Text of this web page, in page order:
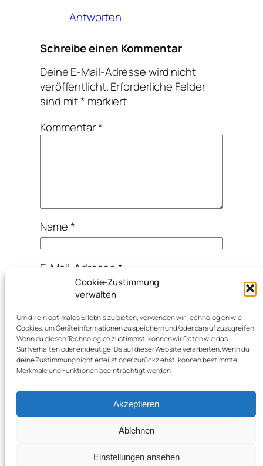
Cookie-Zustimmung
verwalten
Um dir ein optimales Erlebnis zu bieten, verwenden wir Technologien wie
Cookies, um Geräteinformationen zu speichern und/oder darauf zuzugreifen.
Wenn du diesen Technologien zustimmst, können wir Daten wie das
Surfverhalten oder eindeutige IDs auf dieser Website verarbeiten. Wenn du
deine Zustimmung nicht erteilst oder zurückziehst, können bestimmte
Merkmale und Funktionen beeinträchtigt werden.
Akzeptieren
Ablehnen
Einstellungen ansehen
Antworten
Schreibe einen Kommentar
Deine E-Mail-Adresse wird nicht
veröffentlicht.Erforderliche Felder
sind mit* markiert
Kommentar*
Name*
E-Mail-Adresse *
Benachrichtige mich über neue
Beiträge via E-Mail.